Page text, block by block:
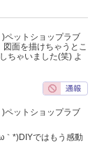
ペットショップラブ
面を描けちゃうとこ
ちゃいました(笑) よ
ペットショップラブ
*)DIYではもう感動